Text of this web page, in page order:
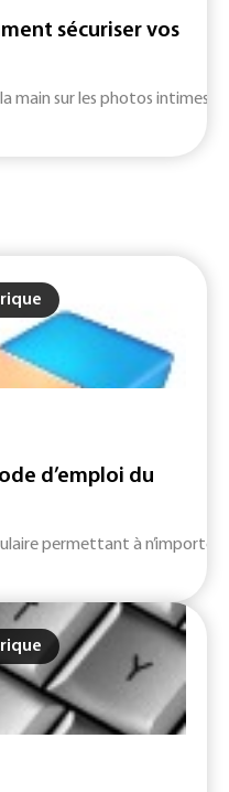
sécuriser vos
main sur les photos intimes
d’emploi du
permettant à n’importe